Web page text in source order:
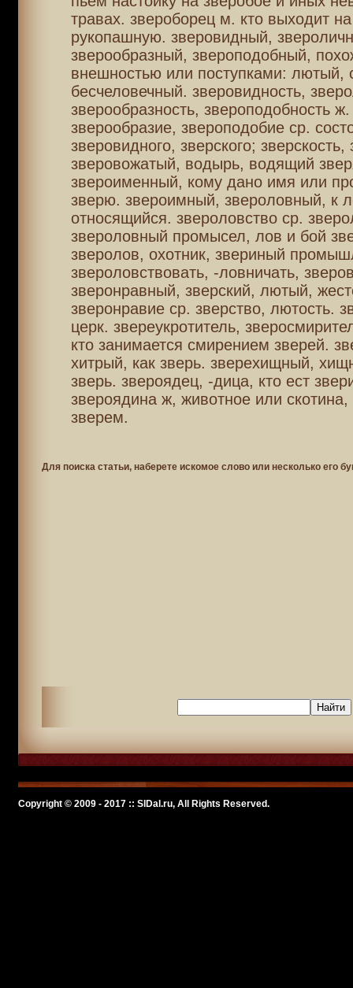
травах. звероборец м. кто выходит
рукопашную. зверовидный,
зверообразный, звероподобный,
внешностью или поступками: лютый,
бесчеловечный. зверовидность,
зверообразность, звероподобность ж.
зверообразие, звероподобие ср.
зверовидного, зверского; зверскость,
зверовожатый, водырь, водящий
звероименный, кому дано имя или
зверю. звероимный, звероловный, к
относящийся. звероловство ср.
звероловный промысел, лов и бой
зверолов, охотник, звериный
звероловствовать, -ловничать,
зверонравный, зверский, лютый,
зверонравие ср. зверство, лютость.
церк. звереукротитель,
кто занимается смирением зверей.
хитрый, как зверь. зверехищный,
зверь. звероядец, -дица, кто ест
звероядина ж, животное или скотина,
зверем.
Для поиска статьи, наберете искомое слово или несколько его
Copyright © 2009 - 2017 :: SlDal.ru, All Rights Reserved.